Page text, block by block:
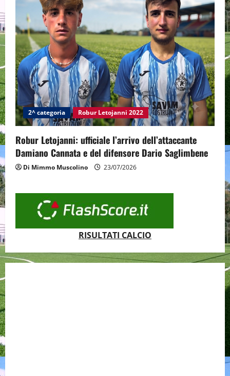
2^ categoria Robur Letojanni 2022
Robur Letojanni: ufficiale l’arrivo dell’attaccante
Damiano Cannata e del difensore Dario Saglimbene
Di Mimmo Muscolino 23/07/2026
RISULTATI CALCIO